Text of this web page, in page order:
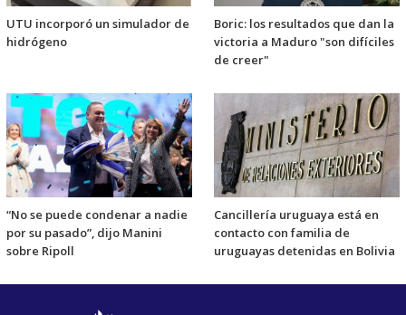
UTU incorporó un simulador de
hidrógeno
Boric: los resultados que dan la
victoria a Maduro "son difíciles
de creer"
“No se puede condenar a nadie
por su pasado”, dijo Manini
sobre Ripoll
Cancillería uruguaya está en
contacto con familia de
uruguayas detenidas en Bolivia